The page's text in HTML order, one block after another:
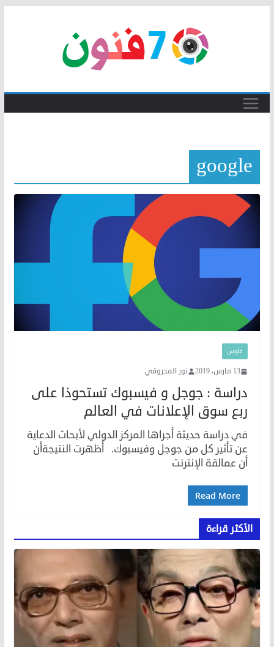
google
فلوس
13 مارس، 2019 نور المحروقي
دراسة : جوجل و فيسبوك تستحوذا على
ربع سوق الإعلانات في العالم
في دراسة حديثة أجراها المركز الدولي لأبحاث الدعاية
عن تأثير كل من جوجل وفيسبوك. أظهرت النتيجةأن
أن عمالقة الإنترنت
Read More
الأكثر قراءة